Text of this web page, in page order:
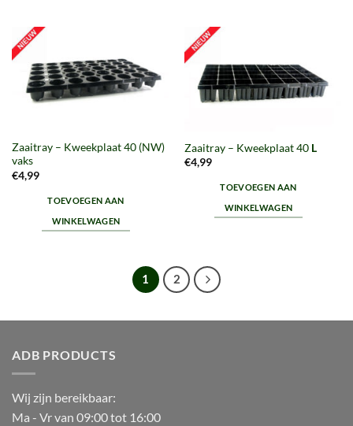
Zaaitray – Kweekplaat 40 (NW)
vaks
€4,99
TOEVOEGEN AAN
WINKELWAGEN
Zaaitray – Kweekplaat 40 L
€4,99
TOEVOEGEN AAN
WINKELWAGEN
1 2
ADB PRODUCTS
Wij zijn bereikbaar:
Ma - Vr van 09:00 tot 16:00